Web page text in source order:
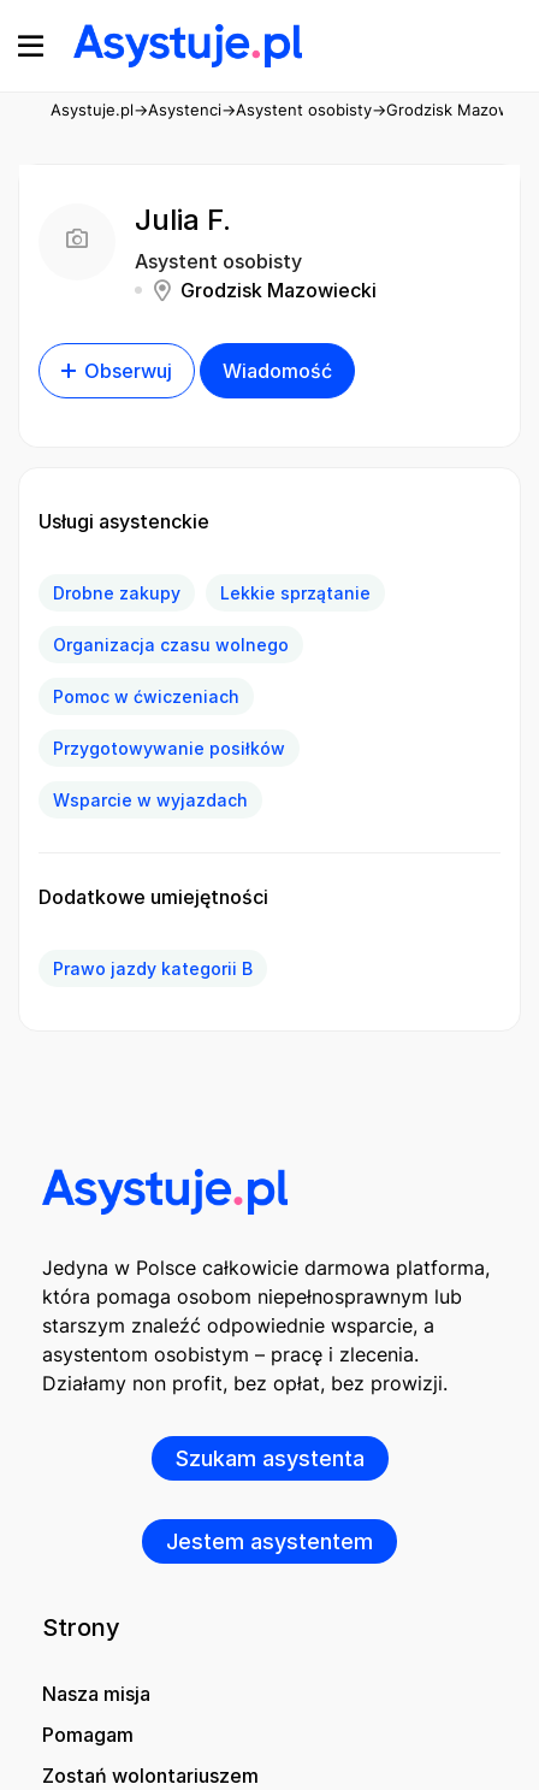
Asystuje.pl→Asystenci→Asystent osobisty→Grodzisk
Julia F.
Asystent osobisty
Grodzisk Mazowiecki
Obserwuj Wiadomość
Usługi asystenckie
Drobne zakupy Lekkie sprzątanie
Organizacja czasu wolnego
Pomoc w ćwiczeniach
Przygotowywanie posiłków
Wsparcie w wyjazdach
Dodatkowe umiejętności
Prawo jazdy kategorii B
Jedyna w Polsce całkowicie darmowa platforma,
która pomaga osobom niepełnosprawnym lub
starszym znaleźć odpowiednie wsparcie, a
asystentom osobistym – pracę i zlecenia.
Działamy non profit, bez opłat, bez prowizji.
Szukam asystenta
Jestem asystentem
Strony
Nasza misja
Pomagam
Zostań wolontariuszem